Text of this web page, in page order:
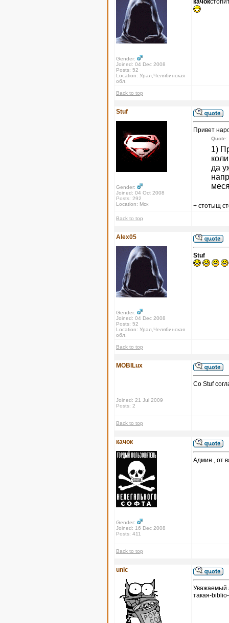
Gender:
Joined: 04 Dec 2008
Posts: 52
Location: Урал,Челябинская
обл.
качок
Back to top
Stuf
Gender:
Joined: 04 Oct 2008
Posts: 292
Location: Мск
Привет
Quote:
1)
да
+ стотыщ
Back to top
Alex05
Gender:
Joined: 04 Dec 2008
Posts: 52
Location: Урал,Челябинская
обл.
Stuf
Back to top
MOBILux
Joined: 21 Jul 2009
Posts: 2
Со Stuf
Back to top
качок
Gender:
Joined: 16 Dec 2008
Posts: 411
Админ , от
Back to top
unic
Уважаемый
такая-